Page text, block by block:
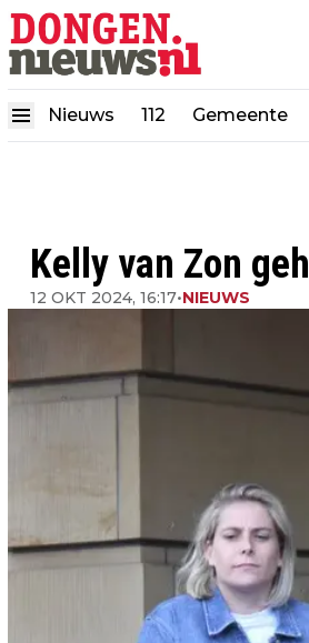
Nieuws 112 Gemeente
Kelly van Zon
12 OKT 2024, 16:17•NIEUWS